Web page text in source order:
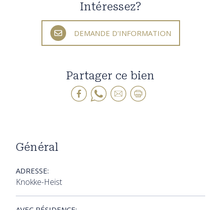
Intéressez?
DEMANDE D'INFORMATION
Partager ce bien
Général
ADRESSE:
Knokke-Heist